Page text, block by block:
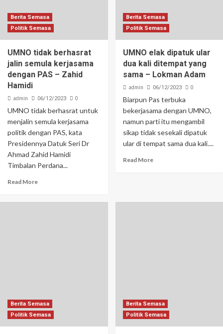
Berita Semasa
Politik Semasa
UMNO tidak berhasrat
jalin semula kerjasama
dengan PAS – Zahid
Hamidi
admin 06/12/2023 0
UMNO tidak berhasrat untuk
menjalin semula kerjasama
politik dengan PAS, kata
Presidennya Datuk Seri Dr
Ahmad Zahid Hamidi
Timbalan Perdana...
Read More
Berita Semasa
Politik Semasa
UMNO elak dipatuk ular
dua kali ditempat yang
sama – Lokman Adam
admin 06/12/2023 0
Biarpun Pas terbuka
bekerjasama dengan UMNO,
namun parti itu mengambil
sikap tidak sesekali dipatuk
ular di tempat sama dua kali....
Read More
Berita Semasa
Politik Semasa
Berita Semasa
Politik Semasa